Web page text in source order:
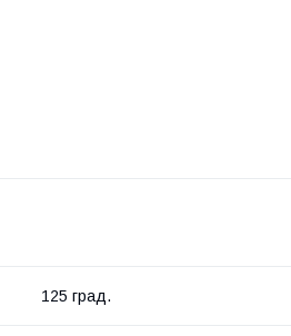
125 град.